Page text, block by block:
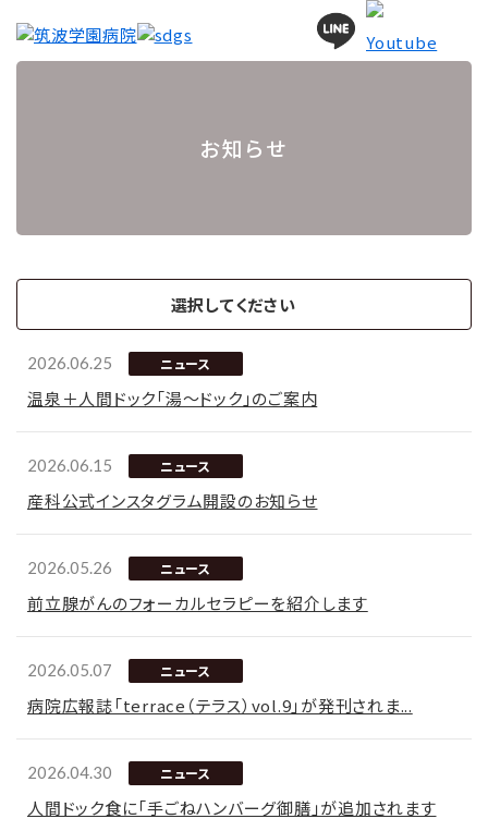
お知らせ
選択してください
2026.06.25 ニュース
温泉＋人間ドック「湯～ドック」のご案内
2026.06.15 ニュース
産科公式インスタグラム開設のお知らせ
2026.05.26 ニュース
前立腺がんのフォーカルセラピーを紹介します
2026.05.07 ニュース
病院広報誌「terrace（テラス）vol.9」が発刊されま...
2026.04.30 ニュース
人間ドック食に「手ごねハンバーグ御膳」が追加されます